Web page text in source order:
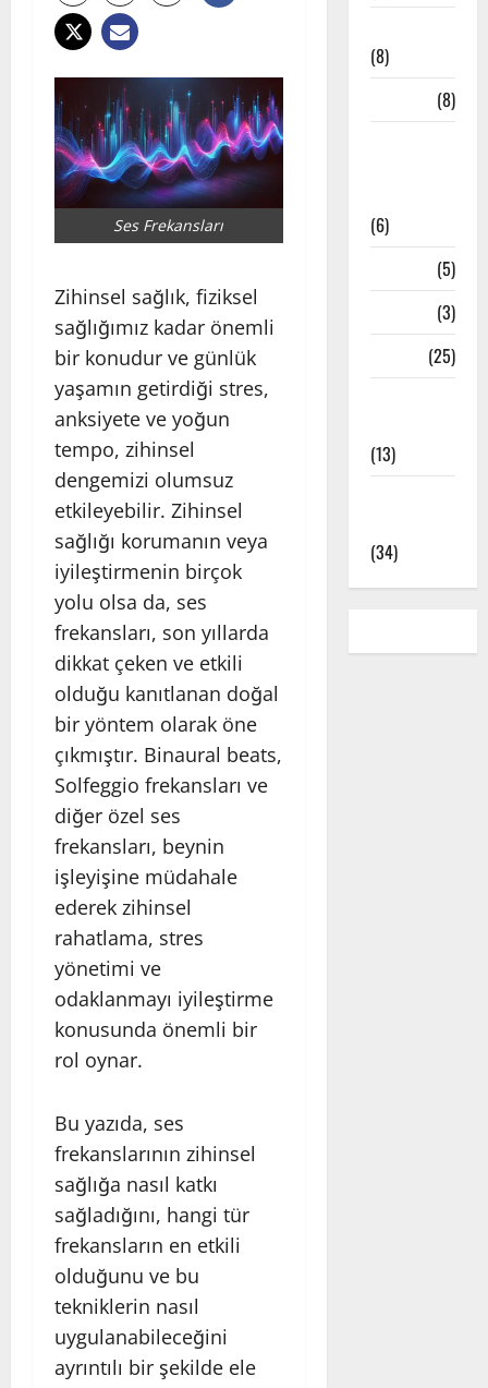
Ses Frekansları
Zihinsel sağlık, fiziksel
sağlığımız kadar önemli
bir konudur ve günlük
yaşamın getirdiği stres,
anksiyete ve yoğun
tempo, zihinsel
dengemizi olumsuz
etkileyebilir. Zihinsel
sağlığı korumanın veya
iyileştirmenin birçok
yolu olsa da, ses
frekansları, son yıllarda
dikkat çeken ve etkili
olduğu kanıtlanan doğal
bir yöntem olarak öne
çıkmıştır. Binaural beats,
Solfeggio frekansları ve
diğer özel ses
frekansları, beynin
işleyişine müdahale
ederek zihinsel
rahatlama, stres
yönetimi ve
odaklanmayı iyileştirme
konusunda önemli bir
rol oynar.
Bu yazıda, ses
frekanslarının zihinsel
sağlığa nasıl katkı
sağladığını, hangi tür
frekansların en etkili
olduğunu ve bu
tekniklerin nasıl
uygulanabileceğini
ayrıntılı bir şekilde ele
(8)
(8)
(6)
(5)
(3)
(25)
(13)
(34)